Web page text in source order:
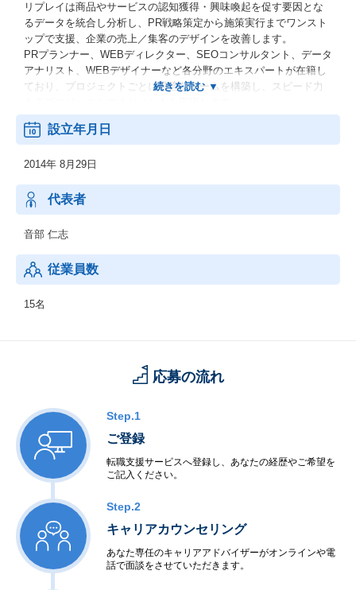
リプレイは商品やサービスの認知獲得・興味喚起を促す要因とな
るデータを統合し分析し、PR戦略策定から施策実行までワンスト
ップで支援、企業の売上／集客のデザインを改善します。
PRプランナー、WEBディレクター、SEOコンサルタント、データ
アナリスト、WEBデザイナーなど各分野のエキスパートが在籍し
ており、プロジェクトごとに最適なチームを構築し、スピード力
プロジェクトの成功を高めるためリスクを最小化していく、本質
を捉え、課題を抽出し情報を正しくコミュニケーションをデザイ
チーム一丸となりお客様の未来へ残せる価値を創ってまいりま
す。
1.総合PR代理業／ブランディング・プロモーション/映像・企画制
作
3.コンテンツマーケティング支援
4.Webサイト制作・保守・運用
設立年月日
2014年 8月29日
代表者
音部 仁志
従業員数
15名
応募の流れ
Step.1
ご登録
転職支援サービスへ登録し、あなたの経歴やご希望を
ご記入ください。
Step.2
キャリアカウンセリング
あなた専任のキャリアアドバイザーがオンラインや電
話で面談をさせていただきます。